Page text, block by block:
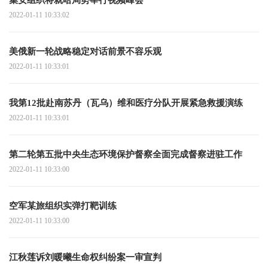
2022-01-11 10:33:02
美俄新一轮战略稳定对话前景不容乐观
2022-01-11 10:33:01
我第12批赴南苏丹（瓦乌）维和医疗分队开展紧急救援演练
2022-01-11 10:33:01
第二轮第五批中央生态环境保护督察全面完成督察进驻工作
2022-01-11 10:33:00
空军某旅组织实弹打靶训练
2022-01-11 10:33:00
江秋莲诉刘暖曦生命权纠纷案一审宣判